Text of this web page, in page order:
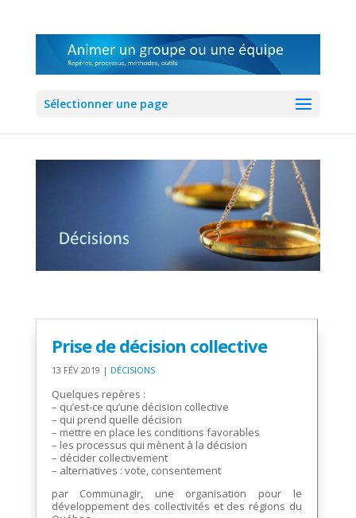
Sélectionner une page
Prise de décision collective
13 FÉV 2019 | DÉCISIONS
Quelques repères :
– qu’est-ce qu’une décision collective
– qui prend quelle décision
– mettre en place les conditions favorables
– les processus qui mènent à la décision
– décider collectivement
– alternatives : vote, consentement
par Communagir, une organisation pour le
développement des collectivités et des régions du